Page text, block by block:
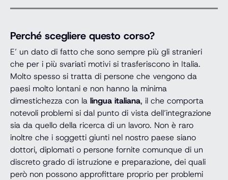
Perché scegliere questo corso?
E’ un dato di fatto che sono sempre più gli stranieri
che per i più svariati motivi si trasferiscono in Italia.
Molto spesso si tratta di persone che vengono da
paesi molto lontani e non hanno la minima
dimestichezza con la lingua italiana, il che comporta
notevoli problemi si dal punto di vista dell’integrazione
sia da quello della ricerca di un lavoro. Non è raro
inoltre che i soggetti giunti nel nostro paese siano
dottori, diplomati o persone fornite comunque di un
discreto grado di istruzione e preparazione, dei quali
però non possono approfittare proprio per problemi